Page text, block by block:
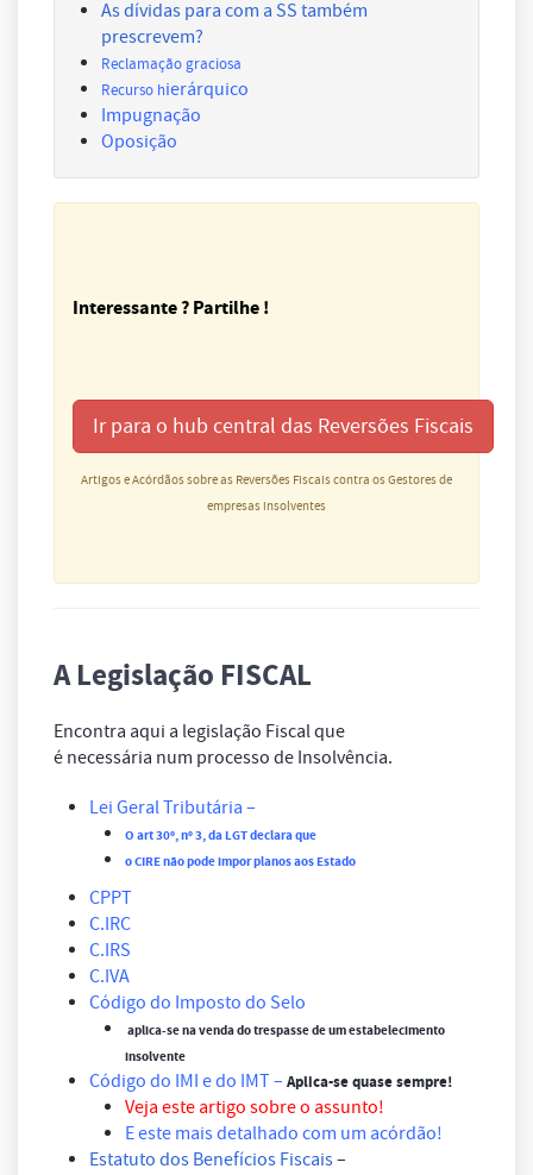
As dívidas para com a SS também
prescrevem?
Reclamação graciosa
Recurso hierárquico
Impugnação
Oposição
Interessante ? Partilhe !
Ir para o hub central das Reversões Fiscais
Artigos e Acórdãos sobre as Reversões Fiscais contra os Gestores de
empresas insolventes
A Legislação FISCAL
Encontra aqui a legislação Fiscal que
é necessária num processo de Insolvência.
Lei Geral Tributária –
O art 30º, nº 3, da LGT declara que
o CIRE não pode impor planos aos Estado
CPPT
C.IRC
C.IRS
C.IVA
Código do Imposto do Selo
aplica-se na venda do trespasse de um estabelecimento
insolvente
Código do IMI e do IMT– Aplica-se quase sempre!
Veja este artigo sobre o assunto!
E este mais detalhado com um acórdão!
Estatuto dos Benefícios Fiscais–